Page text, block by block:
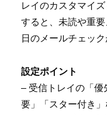
レイのカスタマイ
すると、未読や重
日のメールチェッ
設定ポイント
– 受信トレイの「
要」「スター付き